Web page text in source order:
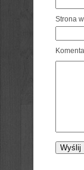
Strona